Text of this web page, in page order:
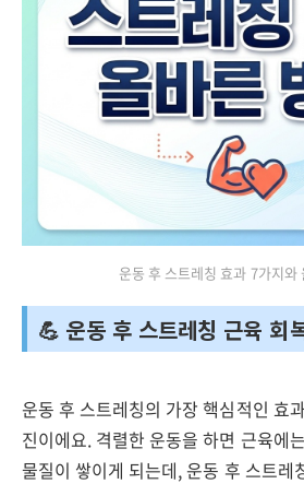
운동 후 스트레칭 효과 7가지와
💪 운동 후 스트레칭 근육 회
운동 후 스트레칭의 가장 핵심적인 효
진이에요. 격렬한 운동을 하면 근육에
물질이 쌓이게 되는데, 운동 후 스트레